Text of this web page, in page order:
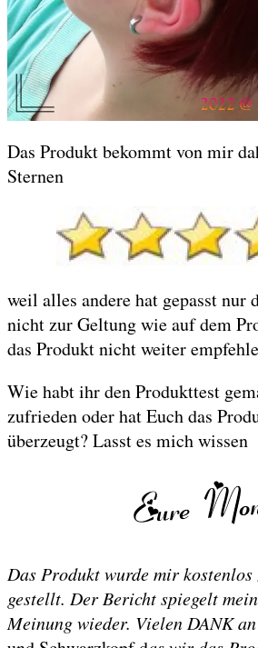
Das Produkt bekommt von mir
Sternen
weil alles andere hat gepasst nur
nicht zur Geltung wie auf dem
das Produkt nicht weiter
Wie habt ihr den Produkttest
zufrieden oder hat Euch das
überzeugt? Lasst es mich wissen
Das Produkt wurde mir
gestellt. Der Bericht spiegelt
Meinung wieder. Vielen DANK